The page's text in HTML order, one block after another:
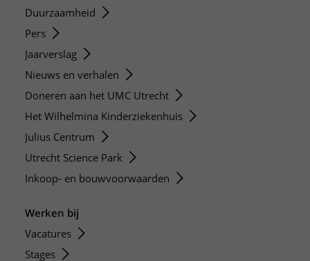
Duurzaamheid
Pers
Jaarverslag
Nieuws en verhalen
Doneren aan het UMC Utrecht
Het Wilhelmina Kinderziekenhuis
Julius Centrum
Utrecht Science Park
Inkoop- en bouwvoorwaarden
Werken bij
Vacatures
Stages